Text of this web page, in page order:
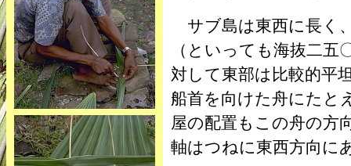
サブ島は東西に長く
（といっても海抜二
対して東部は比較的平
船首を向けた舟にたと
屋の配置もこの舟の方
軸はつねに東西方向に